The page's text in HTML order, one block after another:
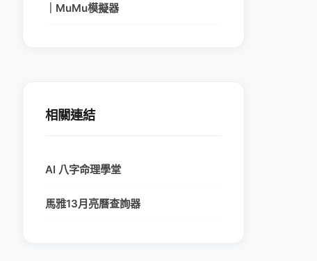
｜MuMu模擬器
相關連結
AI 八字命理學堂
馬雅13月亮曆查詢器